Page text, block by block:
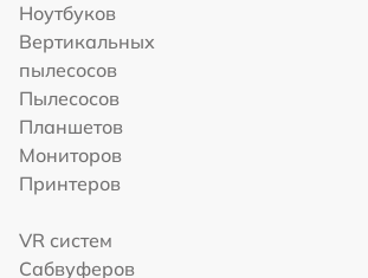
Ноутбуков
Вертикальных
пылесосов
Пылесосов
Планшетов
Мониторов
Принтеров
VR систем
Сабвуферов